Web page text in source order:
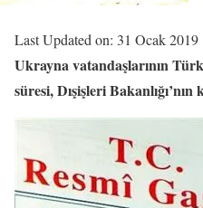
Last Updated on: 31 Ocak 2019
Ukrayna vatandaşlarının
süresi, Dışişleri